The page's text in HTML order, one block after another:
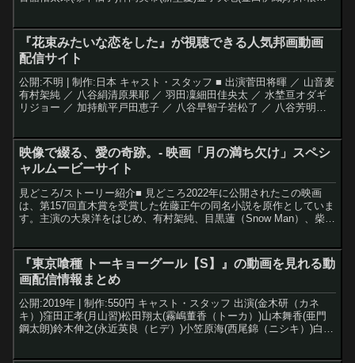
『花束みたいな恋をした』が視聴できる人気邦画動画
配信サイト
公開:不明 | 制作:日本 キャスト・スタッフ ■ 出演菅田将暉 ／ 山音麦
有村架純 ／ 八谷絹清原果耶 ／ 羽田凜細田佳央太 ／ 水埜亘オダギ
リジョー ／ 加持航平戸田恵子 ／ 八谷早智子岩松了 ／ 八谷芳明韓
映像で綴る、愛の奇跡。- 映画「月の満ち欠け」スペシ
ャルムービーサイト
見どころ/ストーリー紹介■ 見どころ2022年に公開されたこの映画
は、第157回直木賞を受賞した佐藤正午の同名小説を原作としていま
す。主演の大泉洋をはじめ、有村架純、目黒蓮（Snow Man）、柴咲
『東京喰種 トーキョーグール【S】』の動画を見れる動
画配信情報まとめ
公開:2019年 | 制作:550円 キャスト・スタッフ 出演(金木研（カネ
キ）)窪田正孝(月山習)松田翔太(霧嶋董香（トーカ）)山本舞香(亜門
鋼太朗)鈴木伸之(永近英良（ヒデ）)小笠原海(西尾錦（ニシキ）)白石